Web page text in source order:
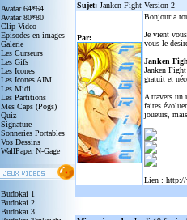
Avatar 64*64
Avatar 80*80
Clip Video
Episodes en images
Galerie
Les Curseurs
Les Gifs
Les Icones
Les Icones AIM
Les Midi
Les Partitions
Mes Caps (Pogs)
Quiz
Signature
Sonneries Portables
Vos Dessins
WallPaper N-Gage
Budokai 1
Budokai 2
Budokai 3
Sujet: Janken Fight Version 2
Par:
Bonjour a
Je vient
vous le
Janken
Janken
gratuit et
A travers un
faites
joueurs,
Lien : http://